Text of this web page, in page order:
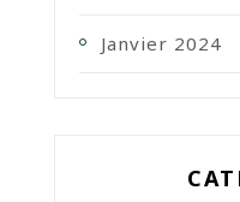
Janvier 2024